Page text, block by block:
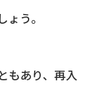
う。
もあり、再入